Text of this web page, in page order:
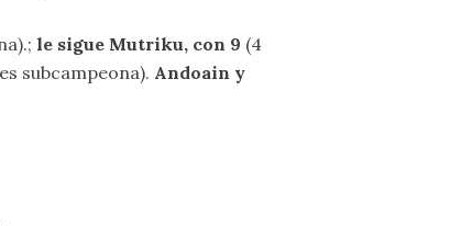
le sigue Mutriku, con 9 (4
subcampeona). Andoain y